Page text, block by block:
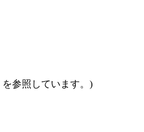
を参照しています。)